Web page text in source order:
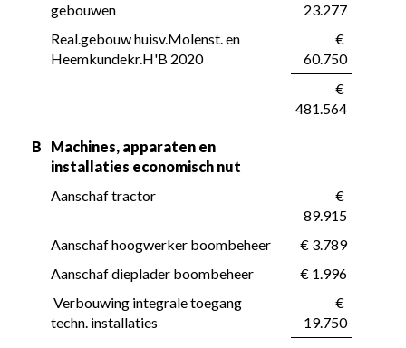
gebouwen
23.277
Real.gebouw huisv.Molenst. en
Heemkundekr.H'B 2020
60.750
481.564
B
Machines, apparaten en
installaties economisch nut
Aanschaf tractor
89.915
Aanschaf hoogwerker boombeheer
€ 3.789
Aanschaf dieplader boombeheer
€ 1.996
techn. installaties
19.750